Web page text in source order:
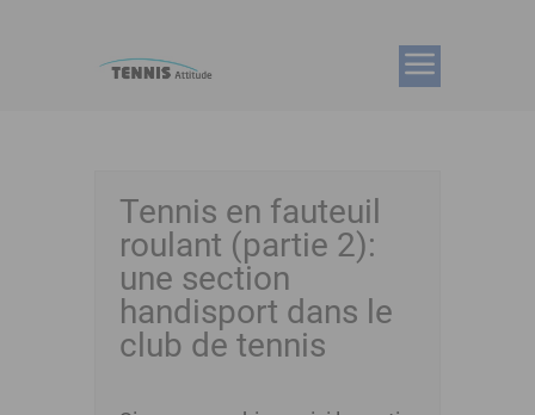
Tennis en fauteuil
roulant (partie 2):
une section
handisport dans le
club de tennis